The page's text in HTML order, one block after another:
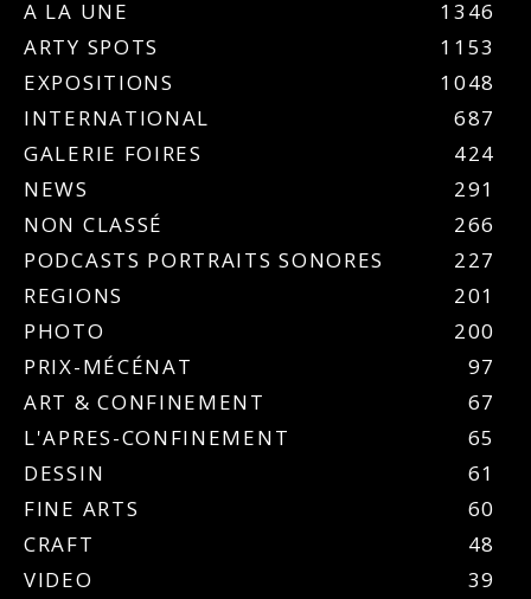
A LA UNE
1346
ARTY SPOTS
1153
EXPOSITIONS
1048
INTERNATIONAL
687
GALERIE FOIRES
424
NEWS
291
NON CLASSÉ
266
PODCASTS PORTRAITS SONORES
227
REGIONS
201
PHOTO
200
PRIX-MÉCÉNAT
97
ART & CONFINEMENT
67
L'APRES-CONFINEMENT
65
DESSIN
61
FINE ARTS
60
CRAFT
48
VIDEO
39